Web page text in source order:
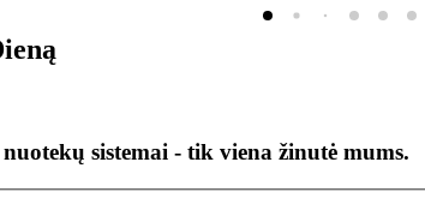
sistemai - tik viena žinutė mums.